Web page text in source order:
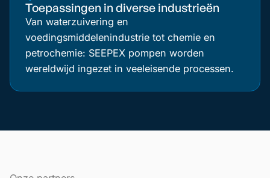
Toepassingen in diverse industrieën
Van waterzuivering en
voedingsmiddelenindustrie tot chemie en
petrochemie: SEEPEX pompen worden
wereldwijd ingezet in veeleisende processen.